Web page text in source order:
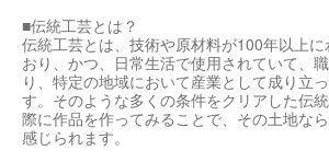
■伝統工芸とは？
伝統工芸とは、技術や原材料が100年以上
おり、かつ、日常生活で使用されていて、
り、特定の地域において産業として成り立
す。そのような多くの条件をクリアした伝
際に作品を作ってみることで、その土地な
感じられます。